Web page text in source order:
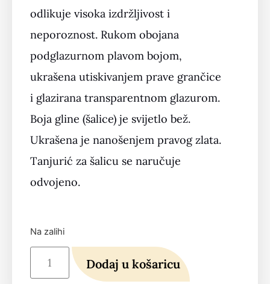
odlikuje visoka izdržljivost i
neporoznost. Rukom obojana
podglazurnom plavom bojom,
ukrašena utiskivanjem prave grančice
i glazirana transparentnom glazurom.
Boja gline (šalice) je svijetlo bež.
Ukrašena je nanošenjem pravog zlata.
Tanjurić za šalicu se naručuje
odvojeno.
Na zalihi
Dodaj u košaricu